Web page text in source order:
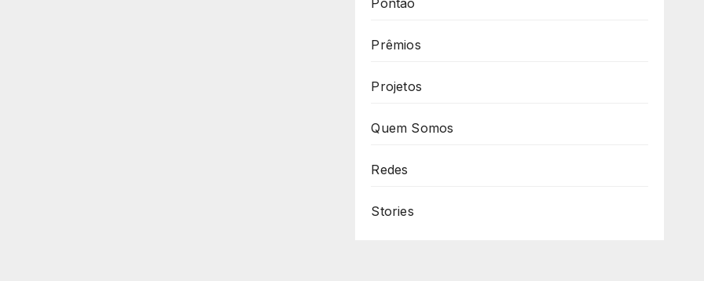
Pontão
Prêmios
Projetos
Quem Somos
Redes
Stories